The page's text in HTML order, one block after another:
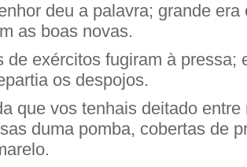
deu a palavra; grande
as boas novas.
de exércitos fugiram à pressa;
os despojos.
que vos tenhais deitado
duma pomba, cobertas de